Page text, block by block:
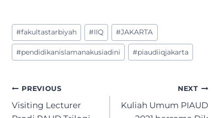
Post
Tags:
#fakultastarbiyah #IIQ #JAKARTA
#pendidikanislamanakusiadini #piaudiiqjakarta
Post
navigation
PREVIOUS
Visiting Lecturer
NEXT
Kuliah Umum PIAUD